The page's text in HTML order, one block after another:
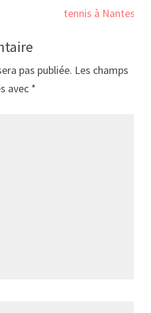
tennis à Nantes ?
pas publiée. Les champs
avec *